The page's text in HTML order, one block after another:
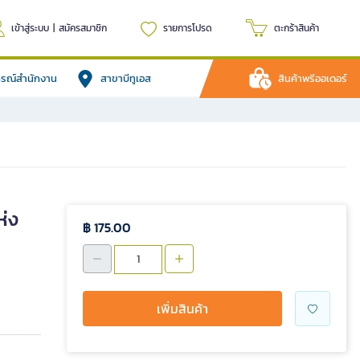
เข้าสู่ระบบ | สมัครสมาชิก รายการโปรด ตะกร้าสินค้า
รณ์สำนักงาน สาขาบีทูเอส สินค้าพรีออเดอร์
ง
฿ 175.00
เพิ่มสินค้า